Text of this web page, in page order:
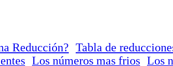
Reducción? Tabla de
Los números mas frios Los